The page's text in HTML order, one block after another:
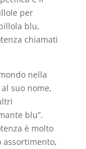
per
blu,
chiamati
nella
suo nome,
blu”.
è molto
assortimento,